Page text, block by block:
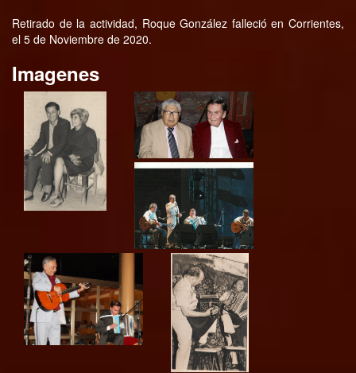
Retirado de la actividad, Roque González falleció en Corrientes,
el 5 de Noviembre de 2020.
Imagenes